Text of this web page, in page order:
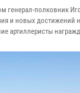
полковник
и новых достижений
артиллеристы